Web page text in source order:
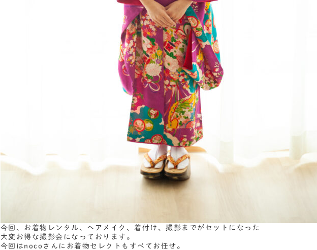
今回、お着物レンタル、ヘアメイク、着付け、撮影までがセットになった
大変お得な撮影会になっております。
今回はnocoさんにお着物セレクトもすべてお任せ。